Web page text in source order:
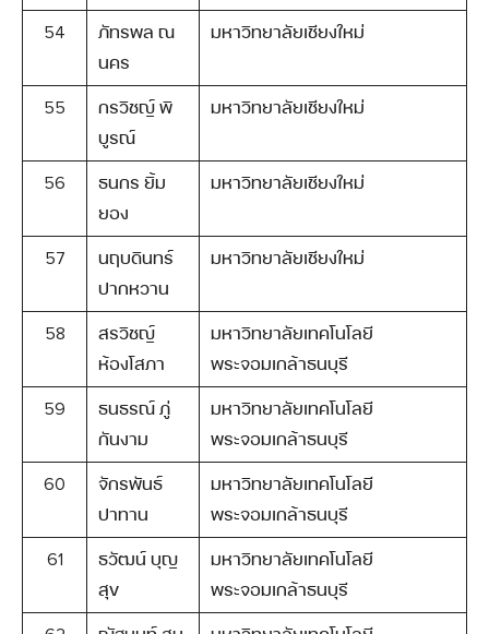
54
ภัทรพล ณ
นคร
มหาวิทยาลัยเชียงใหม่
55
กรวิชญ์ พิ
บูรณ์
มหาวิทยาลัยเชียงใหม่
56
ธนกร ยิ้ม
ยอง
มหาวิทยาลัยเชียงใหม่
57
นฤบดินทร์
ปากหวาน
มหาวิทยาลัยเชียงใหม่
58
สรวิชญ์
ห้องโสภา
มหาวิทยาลัยเทคโนโลยี
พระจอมเกล้าธนบุรี
59
ธนธรณ์ ภู่
กันงาม
มหาวิทยาลัยเทคโนโลยี
พระจอมเกล้าธนบุรี
60
จักรพันธ์
ปาทาน
มหาวิทยาลัยเทคโนโลยี
พระจอมเกล้าธนบุรี
61
ธวัฒน์ บุญ
สุข
มหาวิทยาลัยเทคโนโลยี
พระจอมเกล้าธนบุรี